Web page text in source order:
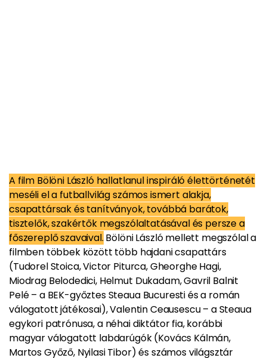
A film Bölöni László hallatlanul inspiráló élettörténetét
meséli el a futballvilág számos ismert alakja,
csapattársak és tanítványok, továbbá barátok,
tisztelők, szakértők megszólaltatásával és persze a
főszereplő szavaival. Bölöni László mellett megszólal a
filmben többek között több hajdani csapattárs
(Tudorel Stoica, Victor Piturca, Gheorghe Hagi,
Miodrag Belodedici, Helmut Dukadam, Gavril Balnit
Pelé – a BEK-győztes Steaua Bucuresti és a román
válogatott játékosai), Valentin Ceausescu – a Steaua
egykori patrónusa, a néhai diktátor fia, korábbi
magyar válogatott labdarúgók (Kovács Kálmán,
Martos Győző, Nyilasi Tibor) és számos világsztár